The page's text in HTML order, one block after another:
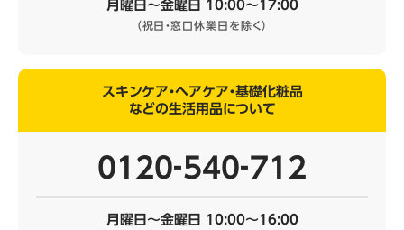
月曜日～金曜日 10:00～17:00
（祝日・窓口休業日を除く）
スキンケア・ヘアケア・基礎化粧品
などの生活用品について
0120‐540‐712
月曜日～金曜日 10:00～16:00